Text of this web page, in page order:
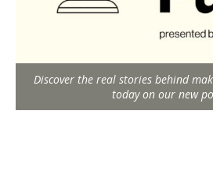
Discover the real stories behind
today on our new